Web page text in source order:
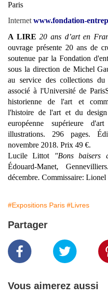
Paris
Internet www.fondation-
A LIRE20 ans d’art en
ouvrage présente 20 ans de
soutenue par la Fondation
sous la direction de Michel
au service des collections du
associé à l'Université de
historienne de l'art et
l'histoire de l'art et du
européenne supérieure
illustrations. 296 pages.
novembre 2018. Prix 49 €.
Lucile Littot "Bons baisers
Édouard-Manet,
décembre. Commissaire:
#Expositions Paris #Livres
Partager
Vous aimerez aussi